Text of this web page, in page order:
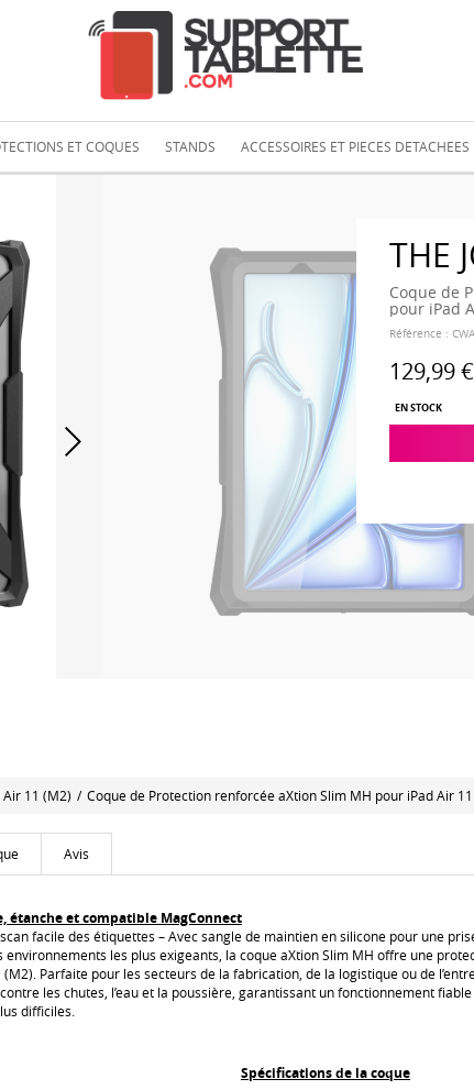
ET COQUES STANDS ACCESSOIRES ET PIECES DETACHEES
THE
Coque de
pour iPad
Référence :
129,99 €
EN STOCK
Air 11 (M2) / Coque de Protection renforcée aXtion Slim MH pour iPad Air
Avis
étanche et compatible MagConnect
facile des étiquettes – Avec sangle de maintien en silicone pour une
environnements les plus exigeants, la coque aXtion Slim MH offre une
Parfaite pour les secteurs de la fabrication, de la logistique ou de
les chutes, l’eau et la poussière, garantissant un fonctionnement
difficiles.
Spécifications de la coque